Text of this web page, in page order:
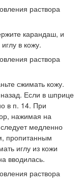
карандаш, и
в кожу.
сжимать кожу.
Если в шприце
в п. 14. При
нажимая на
медленно
пропитанным
иглу из кожи
вводилась.